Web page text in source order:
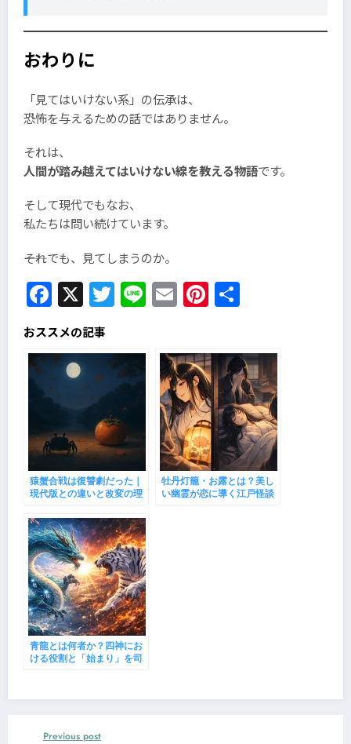
おわりに
「見てはいけない系」の伝承は、
恐怖を与えるための話ではありません。
それは、
人間が踏み越えてはいけない線を教える物語です。
そして現代でもなお、
私たちは問い続けています。
――それでも、見てしまうのか。
Facebook
X Twitter
LineEmailPinterest
おススメの記事
猿蟹合戦は復讐劇だった｜
現代版との違いと改変の理
牡丹灯籠・お露とは？美し
い幽霊が恋に導く江戸怪談
青龍とは何者か？四神にお
ける役割と「始まり」を司
Previous post